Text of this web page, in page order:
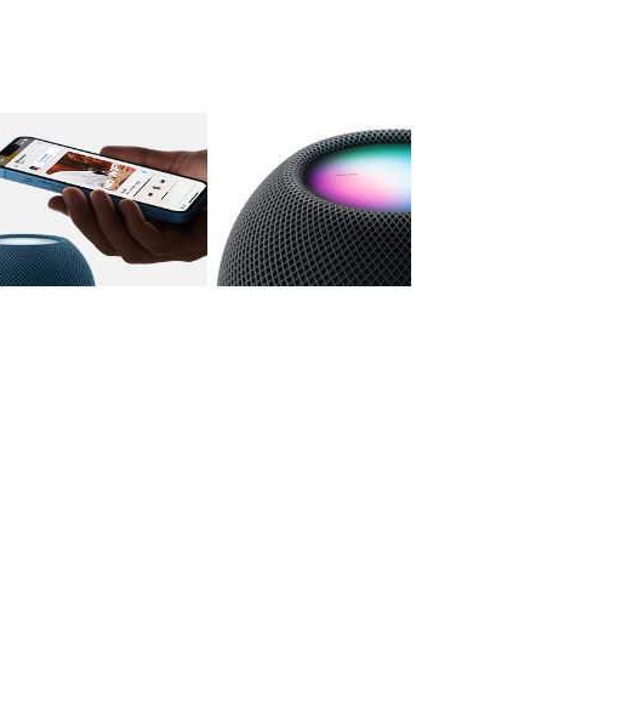
图库 图像 4 图库 图像 5